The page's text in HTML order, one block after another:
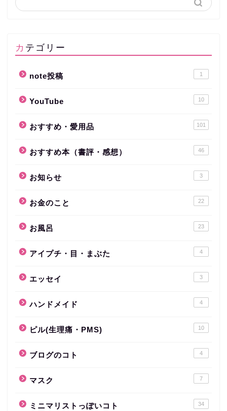
カテゴリー
note投稿 1
YouTube 10
おすすめ・愛用品 101
おすすめ本（書評・感想） 46
お知らせ 3
お金のこと 22
お風呂 23
アイプチ・目・まぶた 4
エッセイ 3
ハンドメイド 4
ピル(生理痛・PMS) 10
ブログのコト 4
マスク 7
ミニマリストっぽいコト 34